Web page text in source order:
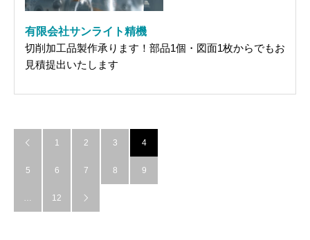
有限会社サンライト精機
切削加工品製作承ります！部品1個・図面1枚からでもお
見積提出いたします
 1 2 3 4
5 6 7 8 9
… 12 